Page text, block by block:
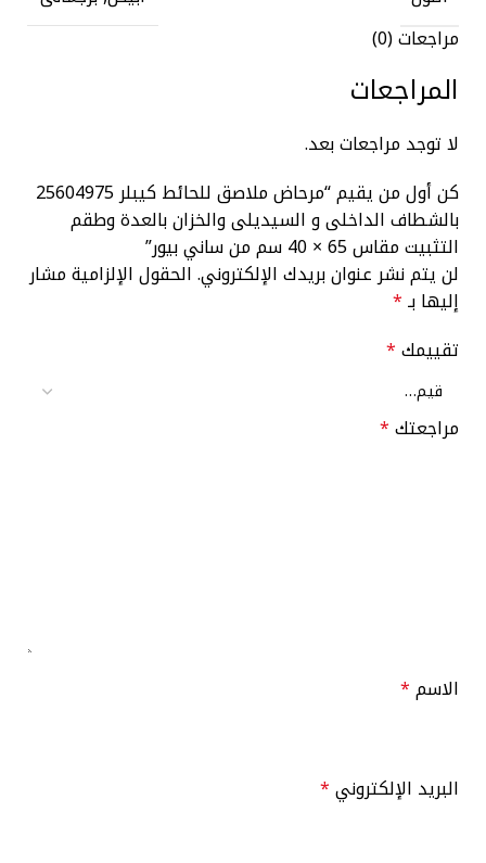
مراجعات (0)
المراجعات
لا توجد مراجعات بعد.
كن أول من يقيم “مرحاض ملاصق للحائط كيبلر 25604975
بالشطاف الداخلى و السيديلى والخزان بالعدة وطقم
التثبيت مقاس 65 × 40 سم من ساني بيور”
لن يتم نشر عنوان بريدك الإلكتروني.الحقول الإلزامية مشار
إليها بـ*
تقييمك*
مراجعتك*
الاسم*
البريد الإلكتروني*